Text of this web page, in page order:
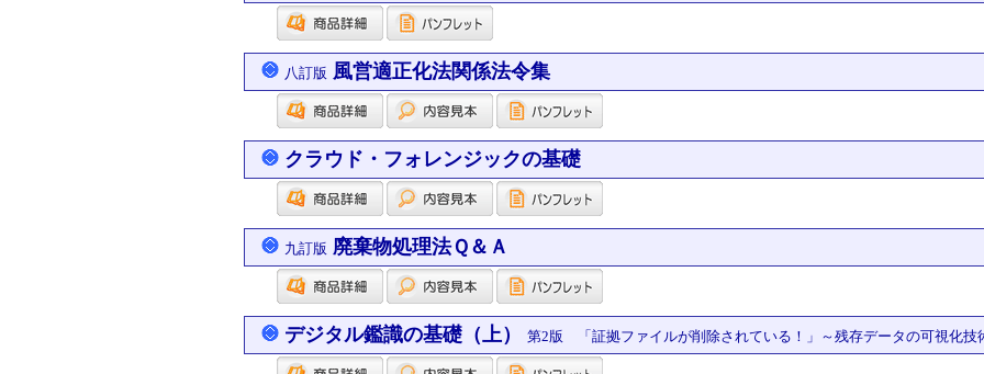
八訂版 風営適正化法関係法令集
クラウド・フォレンジックの基礎
九訂版 廃棄物処理法Ｑ＆Ａ
デジタル鑑識の基礎（上） 第2版 「証拠ファイルが削除されている！」～残存データの可視化技